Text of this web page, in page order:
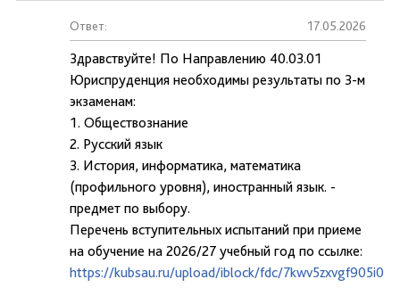
Ответ: 17.05.2026
Здравствуйте! По Направлению 40.03.01
Юриспруденция необходимы результаты по 3-м
экзаменам:
1. Обществознание
2. Русский язык
3. История, информатика, математика
(профильного уровня), иностранный язык. -
предмет по выбору.
Перечень вступительных испытаний при приеме
на обучение на 2026/27 учебный год по ссылке:
https://kubsau.ru/upload/iblock/fdc/